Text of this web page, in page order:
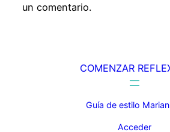
un comentario.
COMENZAR
Guía de estilo
Acceder